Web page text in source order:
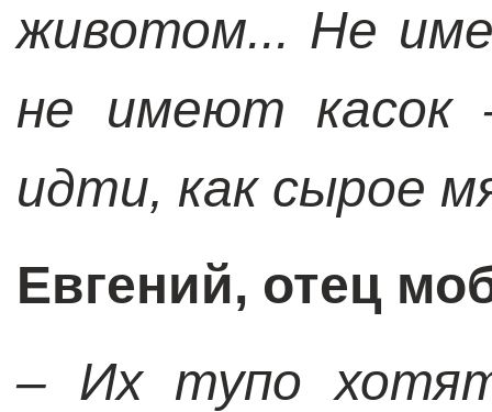
животом... Не
не имеют касок
идти, как сырое
Евгений, отец
– Их тупо хотят